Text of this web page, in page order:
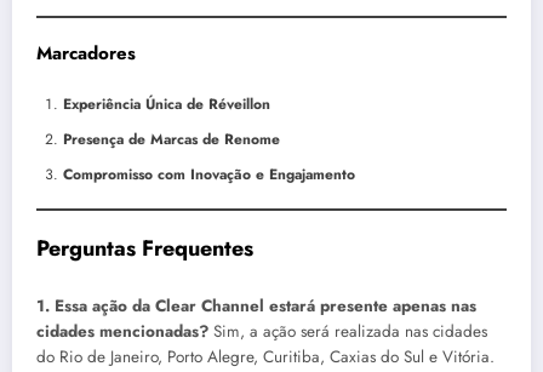
Marcadores
Experiência Única de Réveillon
Presença de Marcas de Renome
Compromisso com Inovação e Engajamento
Perguntas Frequentes
1. Essa ação da Clear Channel estará presente apenas nas
cidades mencionadas? Sim, a ação será realizada nas cidades
do Rio de Janeiro, Porto Alegre, Curitiba, Caxias do Sul e Vitória.